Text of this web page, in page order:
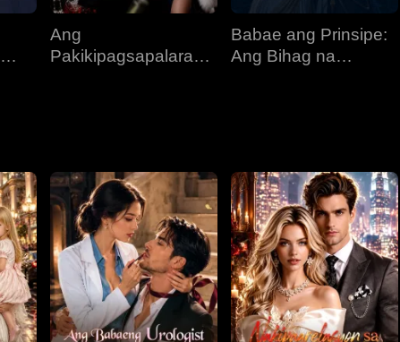
Ang
Pakikipagsapalaran
Babae ang Prinsipe:
Ang Bihag na